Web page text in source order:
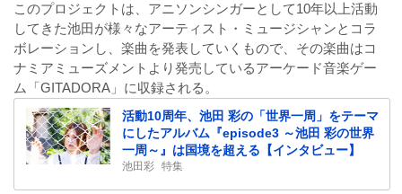
このプロジェクトは、アニソンシンガーとして10年以上活動
してきた池田が様々なアーティスト・ミュージシャンとコラ
ボレーションし、楽曲を発表していくもので、その楽曲はコ
ナミアミューズメントより発売しているアーケード音楽ゲー
ム「GITADORA」に収録される。
活動10周年、池田 彩の「世界一周」をテーマ
にしたアルバム『episode3 ～池田 彩の世界
一周～』は国境を超える【インタビュー】
池田彩 特集